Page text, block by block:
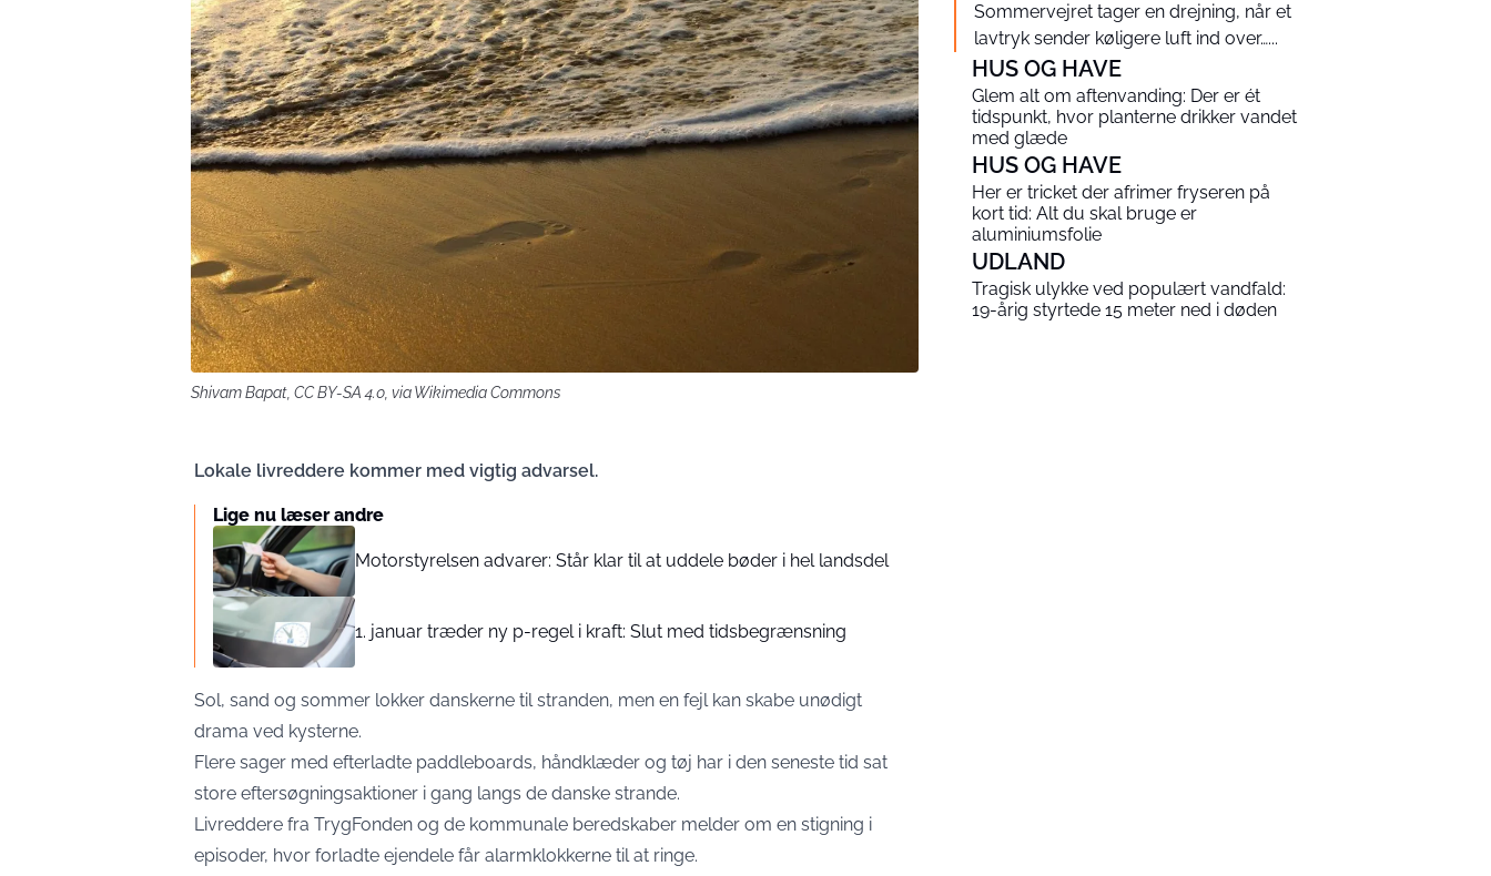
Shivam Bapat, CC BY-SA 4.0, via Wikimedia Commons
Lokale livreddere kommer med vigtig advarsel.
Lige nu læser andre
Motorstyrelsen advarer: Står klar til at uddele bøder i hel landsdel
1. januar træder ny p-regel i kraft: Slut med tidsbegrænsning
Sol, sand og sommer lokker danskerne til stranden, men en fejl kan skabe unødigt
drama ved kysterne.
Flere sager med efterladte paddleboards, håndklæder og tøj har i den seneste tid sat
store eftersøgningsaktioner i gang langs de danske strande.
Livreddere fra TrygFonden og de kommunale beredskaber melder om en stigning i
episoder, hvor forladte ejendele får alarmklokkerne til at ringe.
Sommervejret tager en drejning, når et
lavtryk sender køligere luft ind over…...
HUS OG HAVE
Glem alt om aftenvanding: Der er ét
tidspunkt, hvor planterne drikker vandet
med glæde
HUS OG HAVE
Her er tricket der afrimer fryseren på
kort tid: Alt du skal bruge er
aluminiumsfolie
UDLAND
Tragisk ulykke ved populært vandfald:
19-årig styrtede 15 meter ned i døden